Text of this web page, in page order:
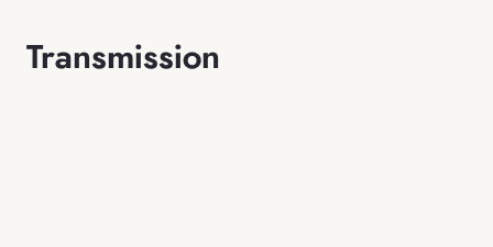
Transmission